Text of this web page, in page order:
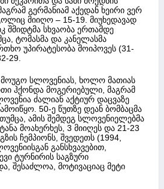
გერმანიამ აქედან ხეირი ვერ
მიიღო – 15-19. მიუხედავად
შმიდტმა სხვაობა ერთამდე
ტომასმა და კანელასმა
უპირატესობა მოიპოვეს (31-
29.
მოუგო სლოვენიას, ხოლო მათიას
ჰქონდა მოგერიებული, მაგრამ
ძალიან აქტიურ დაცვაზე
50-ე წუთზე დეან ბომბაცმა
ამის შემდეგ სლოვენიელებმა
მოახერხეს, 3 მიიღეს და 21-23
ჩემპიონს, შვედეთს (1994,
განსხვავებით,
ტურნირის საგზური
შესაძლოა, მოტივაციაც მეტი